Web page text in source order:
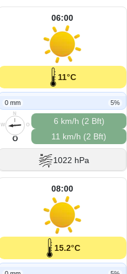
06:00
11°C
0 mm 5%
N
O
S
W
O
6 km/h (2 Bft)
11 km/h (2 Bft)
1022 hPa
08:00
15.2°C